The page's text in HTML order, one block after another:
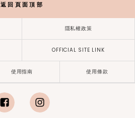
返回頁面頂部
隱私權政策
OFFICIAL SITE LINK
使用指南 使用條款